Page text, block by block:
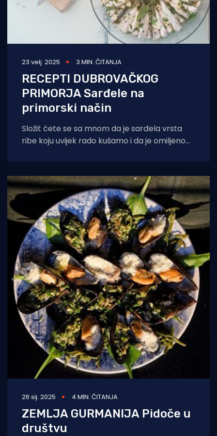
23 velj. 2025 3 MIN. ČITANJA
RECEPTI DUBROVAČKOG
PRIMORJA Sarđele na
primorski način
Složit ćete se sa mnom da je sarđela vrsta
ribe koju uvijek rado kušamo i da je omiljeno
26 sij. 2025 4 MIN. ČITANJA
ZEMLJA GURMANIJA Pidoče u
društvu